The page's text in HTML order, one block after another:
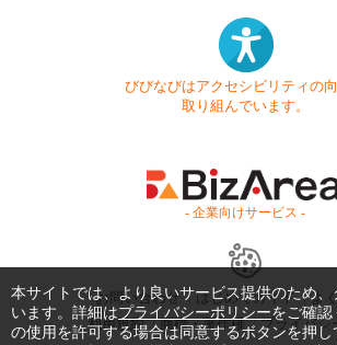
びびなびはアクセシビリティの
取り組んでいます。
- 企業向けサービス -
お問い合わせ はじめてガイド
よ
利用規約
商標・著作権 プライバシ
本サイトでは、より良いサービス提供のため
います。詳細はプライバシーポリシーをご確認
の使用を許可する場合は同意するボタンを押